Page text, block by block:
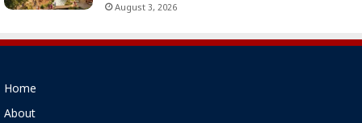
August 3, 2026
Home
About